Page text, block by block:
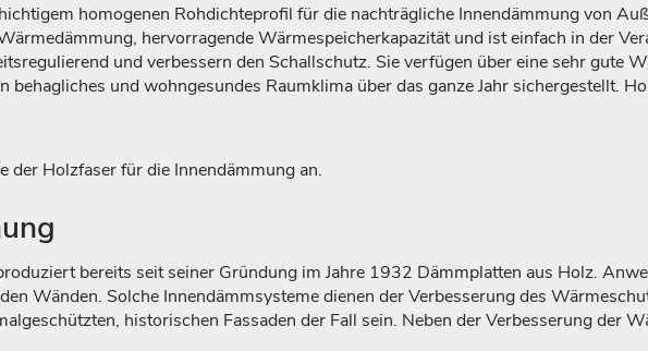
homogenen Rohdichteprofil für die nachträgliche Innendämmung von
hervorragende Wärmespeicherkapazität und ist einfach in der
und verbessern den Schallschutz. Sie verfügen über eine sehr gute
und wohngesundes Raumklima über das ganze Jahr sichergestellt.
der Holzfaser für die Innendämmung an.
bereits seit seiner Gründung im Jahre 1932 Dämmplatten aus Holz.
Wänden. Solche Innendämmsysteme dienen der Verbesserung des
historischen Fassaden der Fall sein. Neben der Verbesserung der